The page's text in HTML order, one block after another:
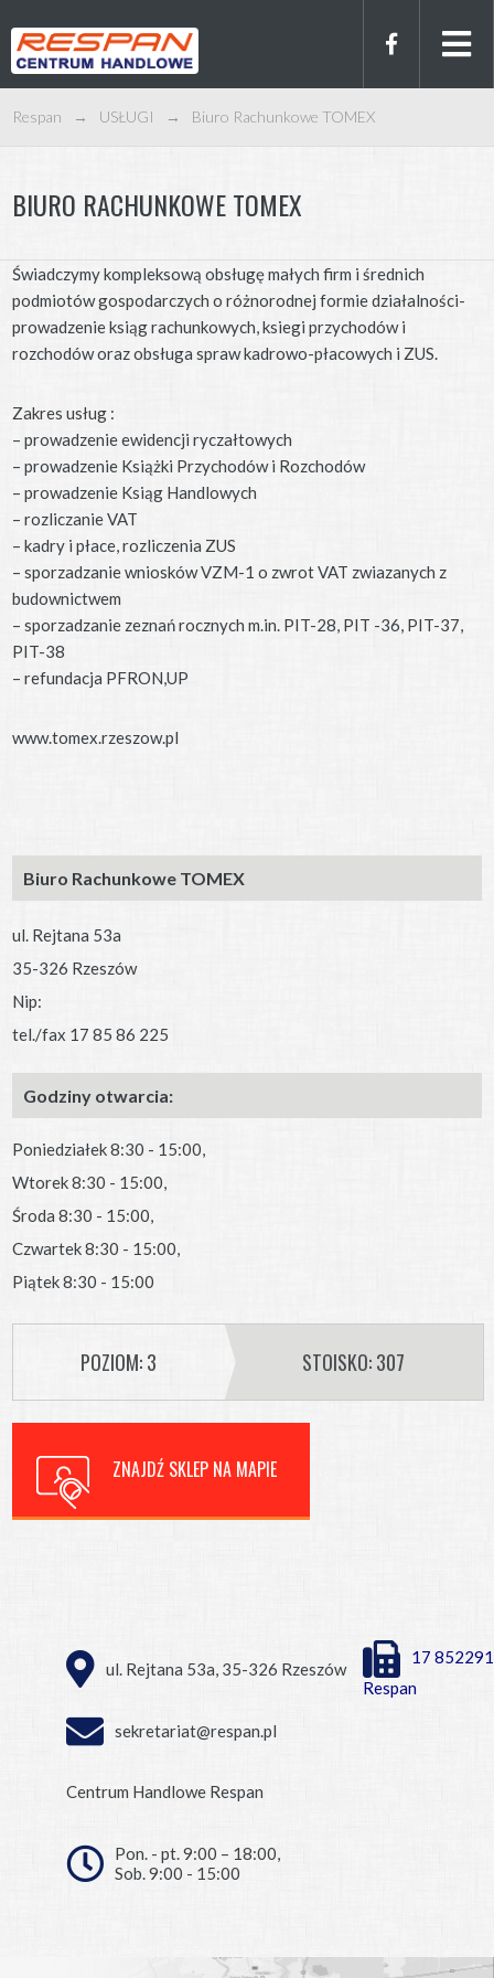
Respan → USŁUGI → Biuro Rachunkowe TOMEX
BIURO RACHUNKOWE TOMEX
Świadczymy kompleksową obsługę małych firm i średnich
podmiotów gospodarczych o różnorodnej formie działalności-
prowadzenie ksiąg rachunkowych, ksiegi przychodów i
rozchodów oraz obsługa spraw kadrowo-płacowych i ZUS.
Zakres usług :
– prowadzenie ewidencji ryczałtowych
– prowadzenie Książki Przychodów i Rozchodów
– prowadzenie Ksiąg Handlowych
– rozliczanie VAT
– kadry i płace, rozliczenia ZUS
– sporzadzanie wniosków VZM-1 o zwrot VAT zwiazanych z
budownictwem
– sporzadzanie zeznań rocznych m.in. PIT-28, PIT -36, PIT-37,
PIT-38
– refundacja PFRON,UP
www.tomex.rzeszow.pl
Biuro Rachunkowe TOMEX
ul. Rejtana 53a
35-326 Rzeszów
Nip:
tel./fax 17 85 86 225
Godziny otwarcia:
Poniedziałek 8:30 - 15:00,
Wtorek 8:30 - 15:00,
Środa 8:30 - 15:00,
Czwartek 8:30 - 15:00,
Piątek 8:30 - 15:00
POZIOM: 3 STOISKO: 307
ZNAJDŹ SKLEP NA MAPIE
ul. Rejtana 53a, 35-326 Rzeszów
17
Respan
sekretariat@respan.pl
Centrum Handlowe Respan
Pon. - pt. 9:00 – 18:00,
Sob. 9:00 - 15:00